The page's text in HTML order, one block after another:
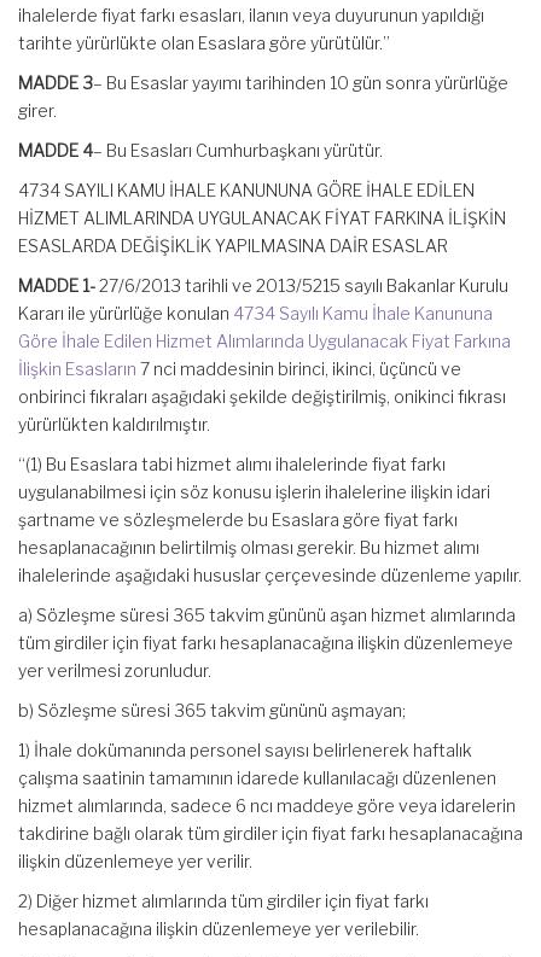
ihalelerde fiyat farkı esasları, ilanın veya duyurunun yapıldığı
tarihte yürürlükte olan Esaslara göre yürütülür.”
MADDE 3– Bu Esaslar yayımı tarihinden 10 gün sonra yürürlüğe
girer.
MADDE 4– Bu Esasları Cumhurbaşkanı yürütür.
4734 SAYILI KAMU İHALE KANUNUNA GÖRE İHALE EDİLEN
HİZMET ALIMLARINDA UYGULANACAK FİYAT FARKINA İLİŞKİN
ESASLARDA DEĞİŞİKLİK YAPILMASINA DAİR ESASLAR
MADDE 1-27/6/2013 tarihli ve 2013/5215 sayılı Bakanlar Kurulu
Kararı ile yürürlüğe konulan 4734 Sayılı Kamu İhale Kanununa
Göre İhale Edilen Hizmet Alımlarında Uygulanacak Fiyat Farkına
İlişkin Esasların 7 nci maddesinin birinci, ikinci, üçüncü ve
onbirinci fıkraları aşağıdaki şekilde değiştirilmiş, onikinci fıkrası
yürürlükten kaldırılmıştır.
“(1) Bu Esaslara tabi hizmet alımı ihalelerinde fiyat farkı
uygulanabilmesi için söz konusu işlerin ihalelerine ilişkin idari
şartname ve sözleşmelerde bu Esaslara göre fiyat farkı
hesaplanacağının belirtilmiş olması gerekir. Bu hizmet alımı
ihalelerinde aşağıdaki hususlar çerçevesinde düzenleme yapılır.
a) Sözleşme süresi 365 takvim gününü aşan hizmet alımlarında
tüm girdiler için fiyat farkı hesaplanacağına ilişkin düzenlemeye
yer verilmesi zorunludur.
b) Sözleşme süresi 365 takvim gününü aşmayan;
1) İhale dokümanında personel sayısı belirlenerek haftalık
çalışma saatinin tamamının idarede kullanılacağı düzenlenen
hizmet alımlarında, sadece 6 ncı maddeye göre veya idarelerin
takdirine bağlı olarak tüm girdiler için fiyat farkı hesaplanacağına
ilişkin düzenlemeye yer verilir.
2) Diğer hizmet alımlarında tüm girdiler için fiyat farkı
hesaplanacağına ilişkin düzenlemeye yer verilebilir.